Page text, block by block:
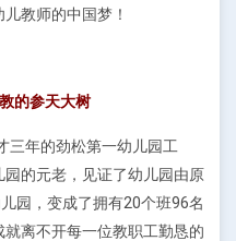
教师的中国梦！
的参天大树
三年的劲松第一幼儿园工
的元老，见证了幼儿园由原
园，变成了拥有20个班96名
离不开每一位教职工勤恳的